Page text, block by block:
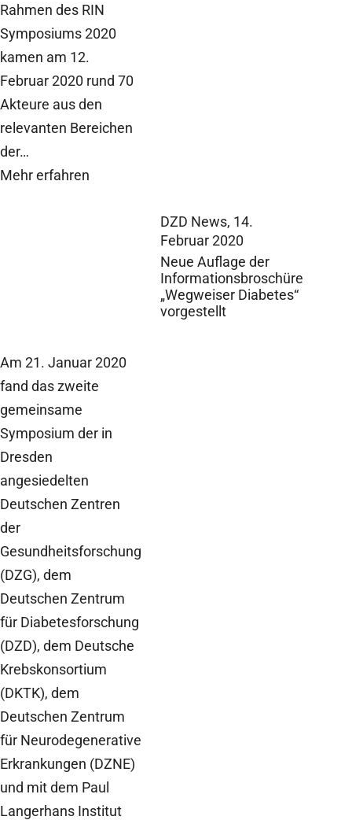
DZD News, 14.
Februar 2020
Neue Auflage der
Informationsbroschüre
„Wegweiser Diabetes“
vorgestellt
Rahmen des RIN
Symposiums 2020
kamen am 12.
Februar 2020 rund 70
Akteure aus den
relevanten Bereichen
der…
Mehr erfahren
Am 21. Januar 2020
fand das zweite
gemeinsame
Symposium der in
Dresden
angesiedelten
Deutschen Zentren
der
Gesundheitsforschung
(DZG), dem
Deutschen Zentrum
für Diabetesforschung
(DZD), dem Deutsche
Krebskonsortium
(DKTK), dem
Deutschen Zentrum
für Neurodegenerative
Erkrankungen (DZNE)
und mit dem Paul
Langerhans Institut